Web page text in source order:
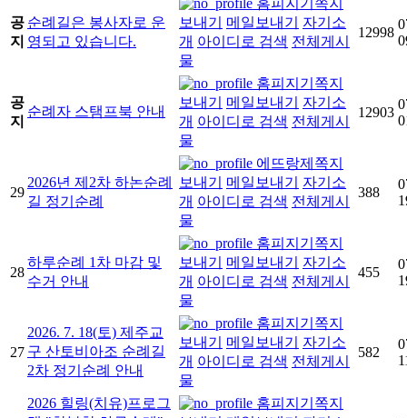
공
지
순례길은 봉사자로 운
영되고 있습니다.
홈피지기 쪽지
보내기
메일보내기
자기소
개 아이디로 검색 전체게시
물
12998
공
지
순례자 스탬프북 안내
홈피지기 쪽지
보내기
메일보내기
자기소
개 아이디로 검색 전체게시
물
12903
29
2026년 제2차 하논순례
길 정기순례
에뜨랑제 쪽지
보내기
메일보내기
자기소
개 아이디로 검색 전체게시
물
388
28
하루순례 1차 마감 및
수거 안내
홈피지기 쪽지
보내기
메일보내기
자기소
개 아이디로 검색 전체게시
물
455
27
2026. 7. 18(토) 제주교
구 산토비아조 순례길
2차 정기순례 안내
홈피지기 쪽지
보내기
메일보내기
자기소
개 아이디로 검색 전체게시
물
582
2026 힐링(치유)프로그
홈피지기 쪽지